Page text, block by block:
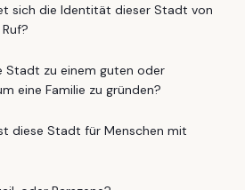
sich die Identität dieser Stadt von
Stadt zu einem guten oder
eine Familie zu gründen?
diese Stadt für Menschen mit